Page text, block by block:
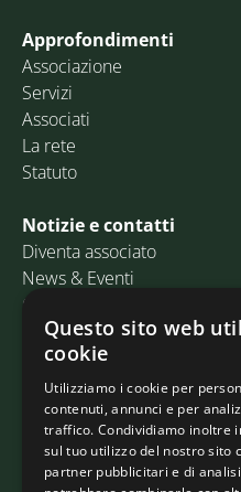
Approfondimenti
Associazione
Servizi
Associati
La rete
Statuto
Notizie e contatti
Diventa associato
News & Eventi
Contatti
Email:info@assosped.it
PEC:
Indirizzo: Via delle
30175 Marghera (VE)
Questo sito web
cookie
Utilizziamo i cookie per
contenuti, annunci e per
traffico. Condividiamo inoltre
sul tuo utilizzo del nostro sito
partner pubblicitari e di